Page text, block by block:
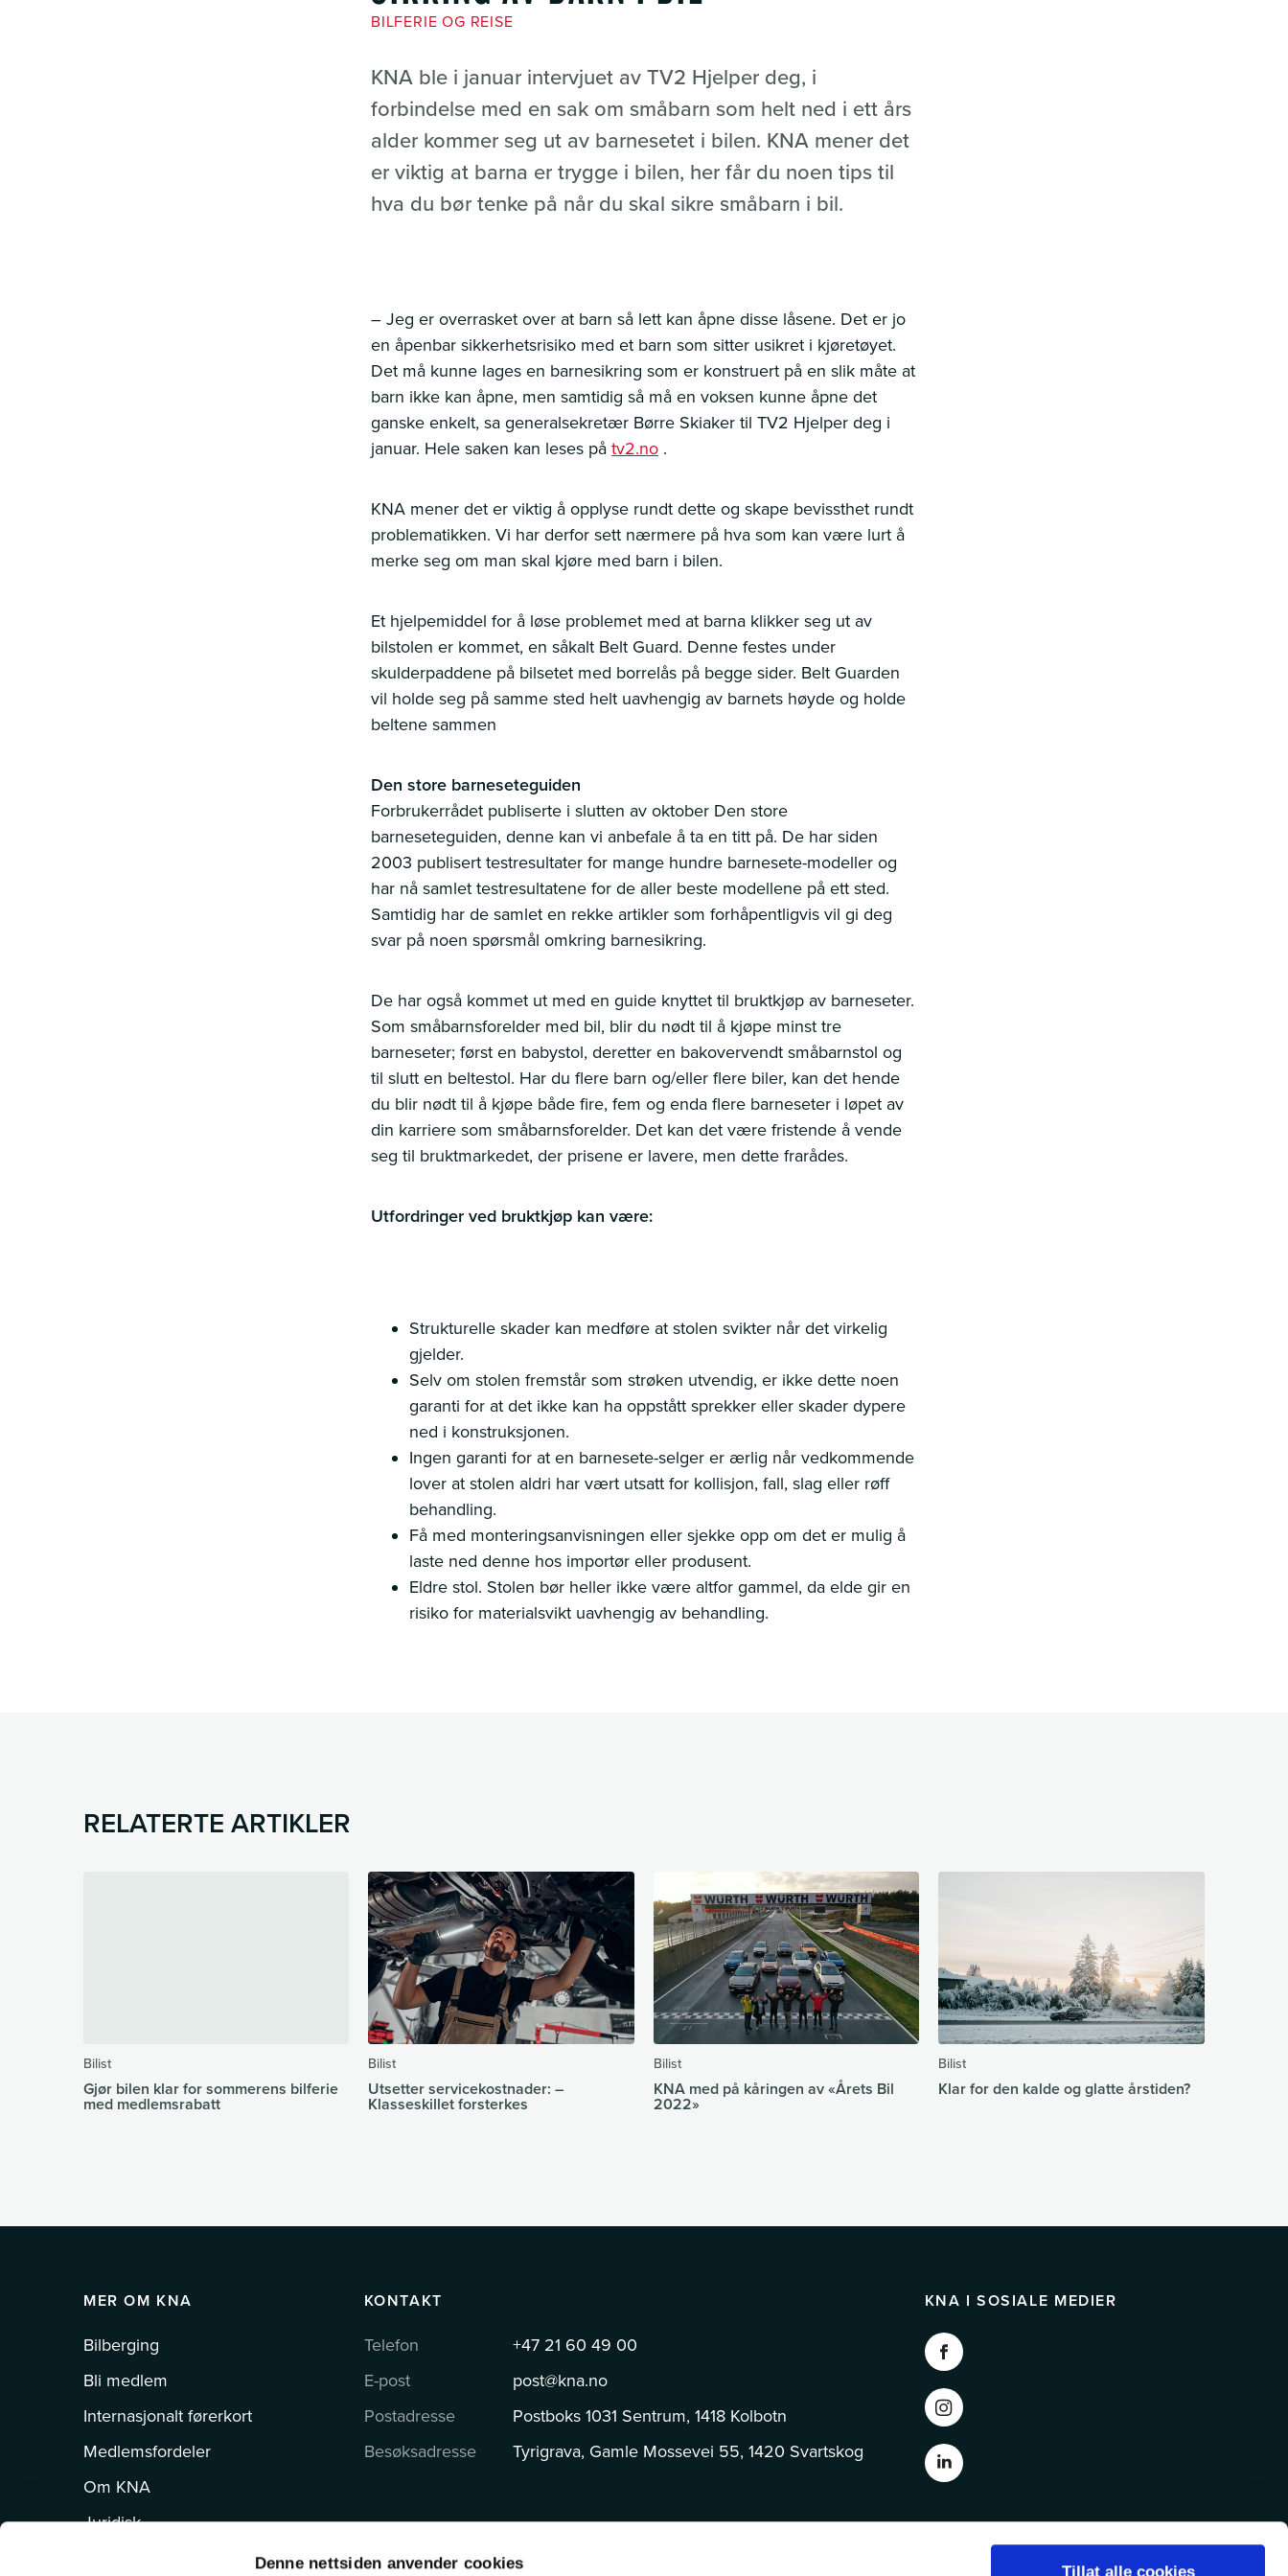
Denne nettsiden anvender cookies Tillat alle cookies
BILFERIE OG REISE
KNA ble i januar intervjuet av TV2 Hjelper deg, i
forbindelse med en sak om småbarn som helt ned i ett års
alder kommer seg ut av barnesetet i bilen. KNA mener det
er viktig at barna er trygge i bilen, her får du noen tips til
hva du bør tenke på når du skal sikre småbarn i bil.
– Jeg er overrasket over at barn så lett kan åpne disse låsene. Det er jo
en åpenbar sikkerhetsrisiko med et barn som sitter usikret i kjøretøyet.
Det må kunne lages en barnesikring som er konstruert på en slik måte at
barn ikke kan åpne, men samtidig så må en voksen kunne åpne det
ganske enkelt, sa generalsekretær Børre Skiaker til TV2 Hjelper deg i
januar. Hele saken kan leses på tv2.no .
KNA mener det er viktig å opplyse rundt dette og skape bevissthet rundt
problematikken. Vi har derfor sett nærmere på hva som kan være lurt å
merke seg om man skal kjøre med barn i bilen.
Et hjelpemiddel for å løse problemet med at barna klikker seg ut av
bilstolen er kommet, en såkalt Belt Guard. Denne festes under
skulderpaddene på bilsetet med borrelås på begge sider. Belt Guarden
vil holde seg på samme sted helt uavhengig av barnets høyde og holde
beltene sammen
Den store barneseteguiden
Forbrukerrådet publiserte i slutten av oktober Den store
barneseteguiden, denne kan vi anbefale å ta en titt på. De har siden
2003 publisert testresultater for mange hundre barnesete-modeller og
har nå samlet testresultatene for de aller beste modellene på ett sted.
Samtidig har de samlet en rekke artikler som forhåpentligvis vil gi deg
svar på noen spørsmål omkring barnesikring.
De har også kommet ut med en guide knyttet til bruktkjøp av barneseter.
Som småbarnsforelder med bil, blir du nødt til å kjøpe minst tre
barneseter; først en babystol, deretter en bakovervendt småbarnstol og
til slutt en beltestol. Har du flere barn og/eller flere biler, kan det hende
du blir nødt til å kjøpe både fire, fem og enda flere barneseter i løpet av
din karriere som småbarnsforelder. Det kan det være fristende å vende
seg til bruktmarkedet, der prisene er lavere, men dette frarådes.
Utfordringer ved bruktkjøp kan være:
Strukturelle skader kan medføre at stolen svikter når det virkelig
gjelder.
Selv om stolen fremstår som strøken utvendig, er ikke dette noen
garanti for at det ikke kan ha oppstått sprekker eller skader dypere
ned i konstruksjonen.
Ingen garanti for at en barnesete-selger er ærlig når vedkommende
lover at stolen aldri har vært utsatt for kollisjon, fall, slag eller røff
behandling.
Få med monteringsanvisningen eller sjekke opp om det er mulig å
laste ned denne hos importør eller produsent.
Eldre stol. Stolen bør heller ikke være altfor gammel, da elde gir en
risiko for materialsvikt uavhengig av behandling.
RELATERTE ARTIKLER
Bilist
Gjør bilen klar for sommerens bilferie
med medlemsrabatt
Bilist
Utsetter servicekostnader: –
Klasseskillet forsterkes
Bilist
KNA med på kåringen av «Årets Bil
2022»
Bilist
Klar for den kalde og glatte årstiden?
MER OM KNA
Bilberging
Bli medlem
Internasjonalt førerkort
Medlemsfordeler
Om KNA
Juridisk
Brukeravtale og personvern
KONTAKT
Telefon
+47 21 60 49 00
E-post
post@kna.no
Postadresse
Postboks 1031 Sentrum, 1418 Kolbotn
Besøksadresse
Tyrigrava, Gamle Mossevei 55, 1420 Svartskog
KNA I SOSIALE MEDIER